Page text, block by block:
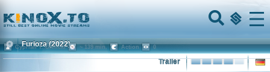
Home
Menu
Furioza (2022)
Trailer
Cyprian T. Olencki ~ 139 min. Action 0